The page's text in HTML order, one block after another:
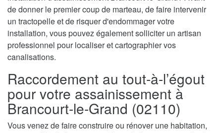
de donner le premier coup de marteau, de faire intervenir
un tractopelle et de risquer d'endommager votre
installation, vous pouvez également solliciter un artisan
professionnel pour localiser et cartographier vos
canalisations.
Raccordement au tout-à-l’égout
pour votre assainissement à
Brancourt-le-Grand (02110)
Vous venez de faire construire ou rénover une habitation,